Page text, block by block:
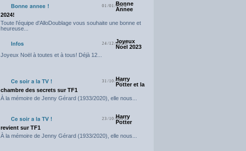
01/01/2024
Bonne
Annee
2024!
Toute l'équipe d'AlloDoublage vous souhaite une bonne et
heureuse...
24/12/2023
Joyeux
Noel 2023
Joyeux Noël à toutes et à tous! Déjà 12...
31/10/2023
Harry
Potter et la
chambre des secrets sur TF1
À la mémoire de Jenny Gérard (1933/2020), elle nous...
23/10/2023
Harry
Potter
revient sur TF1
À la mémoire de Jenny Gérard (1933/2020), elle nous...